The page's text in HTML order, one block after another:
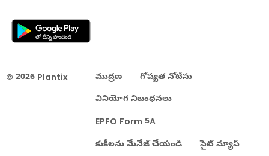
© 2026 Plantix ముద్రణ
గోప్యత నోటీసు
వినియోగ నిబంధనలు
EPFO Form 5A
కుకీలను మేనేజ్ చేయండి సైట్ మ్యాప్